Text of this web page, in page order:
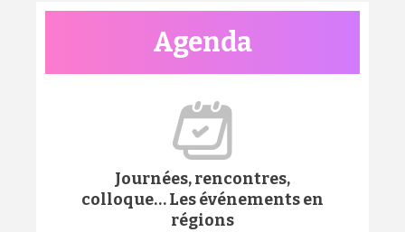
Agenda
Journées, rencontres,
colloque… Les événements en
régions